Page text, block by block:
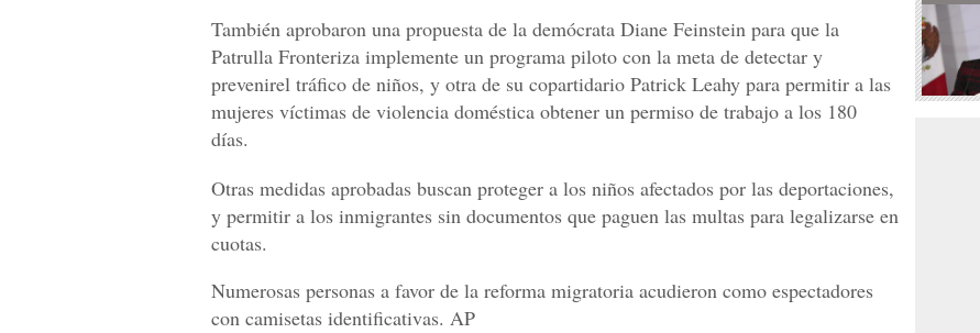
También aprobaron una propuesta de la demócrata Diane Feinstein para que la
Patrulla Fronteriza implemente un programa piloto con la meta de detectar y
prevenirel tráfico de niños, y otra de su copartidario Patrick Leahy para permitir a las
mujeres víctimas de violencia doméstica obtener un permiso de trabajo a los 180
días.
Otras medidas aprobadas buscan proteger a los niños afectados por las deportaciones,
y permitir a los inmigrantes sin documentos que paguen las multas para legalizarse en
cuotas.
Numerosas personas a favor de la reforma migratoria acudieron como espectadores
con camisetas identificativas. AP